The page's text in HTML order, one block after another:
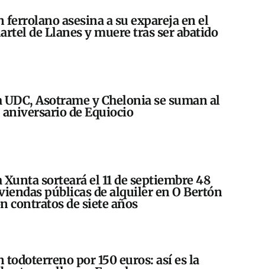
ferrolano asesina a su expareja en el
de Llanes y muere tras ser abatido
UDC, Asotrame y Chelonia se suman al
aniversario de Equiocio
Xunta sorteará el 11 de septiembre 48
públicas de alquiler en O Bertón
contratos de siete años
todoterreno por 150 euros: así es la